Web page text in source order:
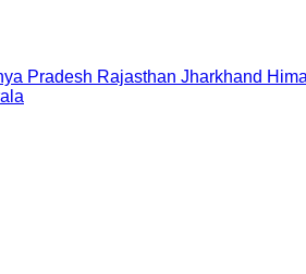
Pradesh Rajasthan Jharkhand